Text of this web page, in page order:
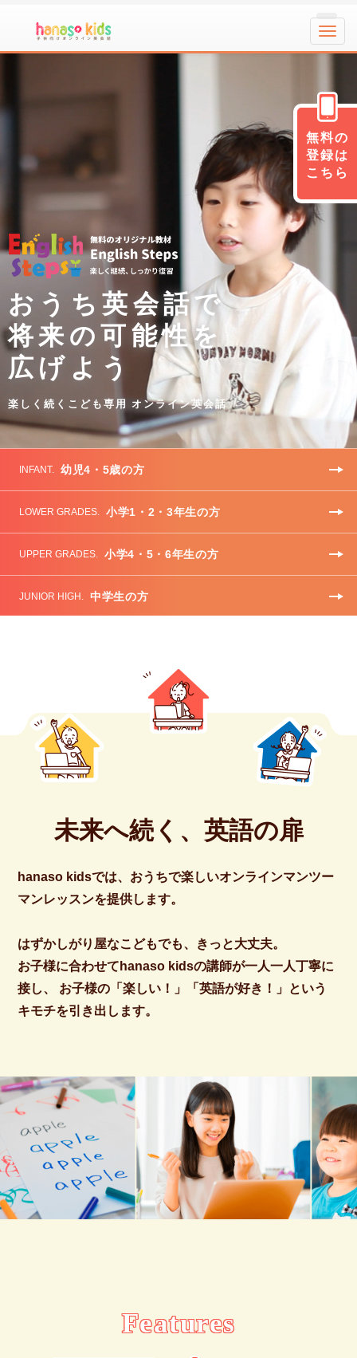
おうち英会話で
将来の可能性を
広げよう
楽しく続くこども専用 オンライン英会話
INFANT. 幼児4・5歳の方
LOWER GRADES. 小学1・2・3年生の方
UPPER GRADES. 小学4・5・6年生の方
JUNIOR HIGH. 中学生の方
無料の
登録は
こちら
未来へ続く、英語の扉
hanaso kidsでは、おうちで楽しいオンラインマンツー
マンレッスンを提供します。
はずかしがり屋なこどもでも、きっと大丈夫。
お子様に合わせてhanaso kidsの講師が一人一人丁寧に
接し、
お子様の「楽しい！」「英語が好き！」という
キモチを引き出します。
Features